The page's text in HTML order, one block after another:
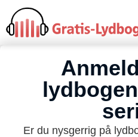
Er du nysgerrig på